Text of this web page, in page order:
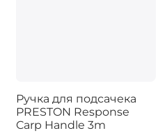
Ручка для подсачека
PRESTON Response
Carp Handle 3m